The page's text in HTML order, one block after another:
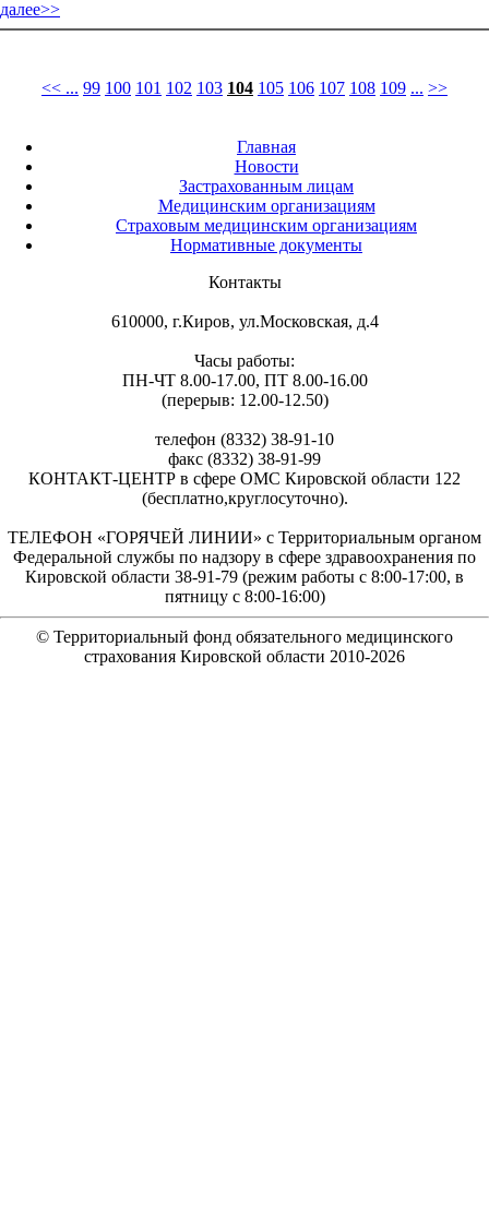
далее>>
<< ... 99 100 101 102 103 104 105 106 107 108 109 ... >>
Главная
Новости
Застрахованным лицам
Медицинским организациям
Страховым медицинским организациям
Нормативные документы
Контакты
610000, г.Киров, ул.Московская, д.4
Часы работы:
ПН-ЧТ 8.00-17.00, ПТ 8.00-16.00
(перерыв: 12.00-12.50)
телефон (8332) 38-91-10
факс (8332) 38-91-99
КОНТАКТ-ЦЕНТР в сфере ОМС Кировской области 122
(бесплатно,круглосуточно).
ТЕЛЕФОН «ГОРЯЧЕЙ ЛИНИИ» с Территориальным органом
Федеральной службы по надзору в сфере здравоохранения по
Кировской области 38-91-79 (режим работы с 8:00-17:00, в
пятницу с 8:00-16:00)
© Территориальный фонд обязательного медицинского
страхования Кировской области 2010-2026